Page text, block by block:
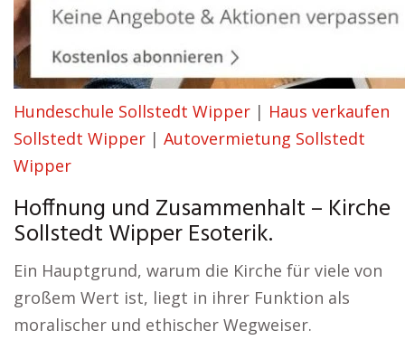
Hundeschule Sollstedt Wipper | Haus verkaufen
Sollstedt Wipper | Autovermietung Sollstedt
Wipper
Hoffnung und Zusammenhalt – Kirche
Sollstedt Wipper Esoterik.
Ein Hauptgrund, warum die Kirche für viele von
großem Wert ist, liegt in ihrer Funktion als
moralischer und ethischer Wegweiser.